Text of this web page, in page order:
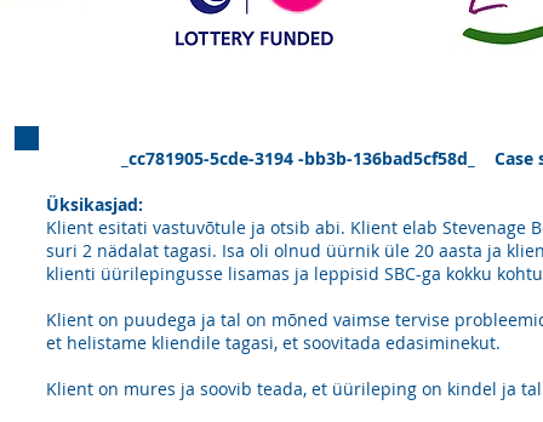
_cc781905-5cde-3194 -bb3b-136bad5cf58d_
Üksikasjad:
Klient esitati vastuvõtule ja otsib abi. Klient elab Stevenage
suri 2 nädalat tagasi. Isa oli olnud üürnik üle 20 aasta ja
klienti üürilepingusse lisamas ja leppisid SBC-ga kokku
Klient on puudega ja tal on mõned vaimse tervise
et helistame kliendile tagasi, et soovitada edasiminekut.
Klient on mures ja soovib teada, et üürileping on kindel ja